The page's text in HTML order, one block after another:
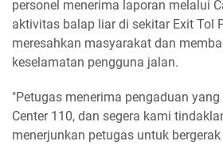
personel menerima laporan melalui
aktivitas balap liar di sekitar Exit Tol
meresahkan masyarakat dan
keselamatan pengguna jalan.
"Petugas menerima pengaduan
Center 110, dan segera kami
menerjunkan petugas untuk